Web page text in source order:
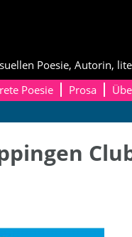
Poesie, Autorin,
Poesie Prosa